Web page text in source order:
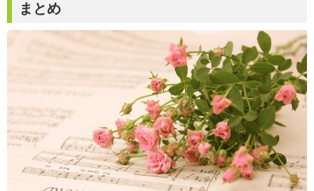
まとめ